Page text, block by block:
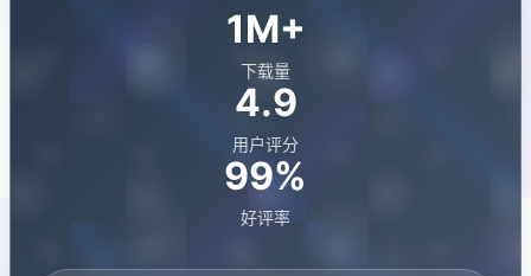
1M+
下载量
4.9
用户评分
99%
好评率